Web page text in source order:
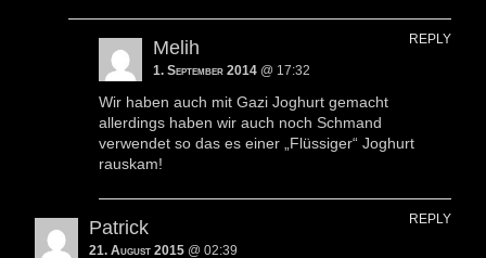
Melih
1. September 2014 @ 17:32
Wir haben auch mit Gazi Joghurt gemacht
allerdings haben wir auch noch Schmand
verwendet so das es einer „Flüssiger“ Joghurt
rauskam!
REPLY
Patrick
21. August 2015 @ 02:39
REPLY